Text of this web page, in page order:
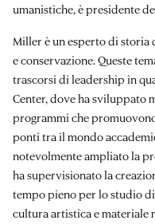
umanistiche, è presidente
Miller è un esperto di storia
e conservazione. Queste
trascorsi di leadership in
Center, dove ha sviluppato
programmi che
ponti tra il mondo
notevolmente ampliato la
ha supervisionato la
tempo pieno per lo studio
cultura artistica e materiale